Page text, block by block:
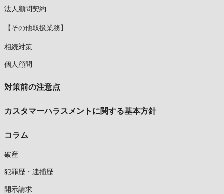
法人顧問契約
【その他取扱業務】
相続対策
個人顧問
対策前の注意点
カスタマーハラスメントに関する基本方針
コラム
破産
犯罪歴・逮捕歴
開示請求